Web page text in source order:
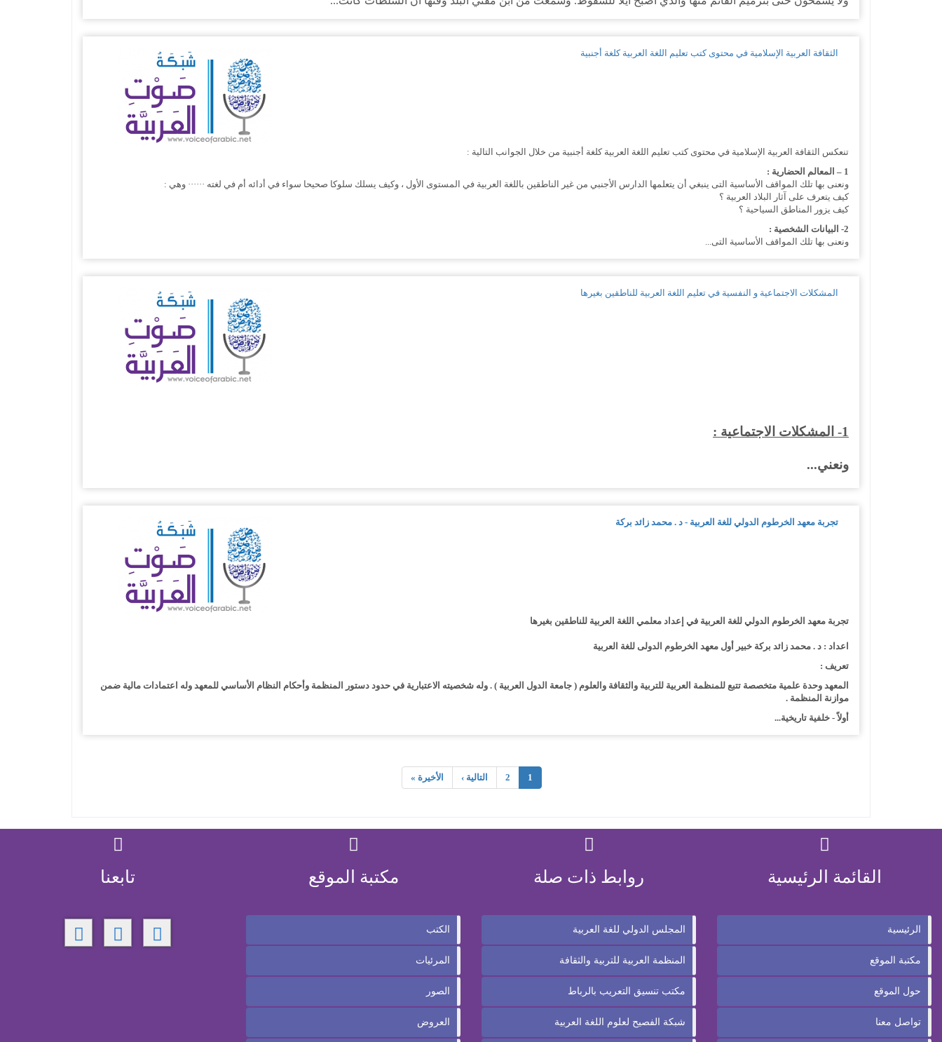
الثقافة العربية الإسلامية في محتوى كتب تعليم اللغة العربية كلغة أجنبية
تنعكس الثقافة العربية الإسلامية في محتوى كتب تعليم اللغة العربية كلغة أجنبية من خلال الجوانب التالية :
1 – المعالم الحضارية :
ونعنى بها تلك المواقف الأساسية التى ينبغي أن يتعلمها الدارس الأجنبي من غير الناطقين باللغة العربية في المستوى الأول ، وكيف يسلك سلوكا صحيحا سواء في أدائه أم في لغته ······ وهي :
كيف يتعرف على آثار البلاد العربية ؟
كيف يزور المناطق السياحية ؟
2- البيانات الشخصية :
ونعنى بها تلك المواقف الأساسية التى...
المشكلات الاجتماعية و النفسية في تعليم اللغة العربية للناطقين بغيرها
1- المشكلات الاجتماعية :
ونعني...
تجربة معهد الخرطوم الدولي للغة العربية - د . محمد زائد بركة
تجربة معهد الخرطوم الدولي للغة العربية في إعداد معلمي اللغة العربية للناطقين بغيرها
اعداد : د . محمد زائد بركة خبير أول معهد الخرطوم الدولى للغة العربية
تعريف :
المعهد وحدة علمية متخصصة تتبع للمنظمة العربية للتربية والثقافة والعلوم ( جامعة الدول العربية ) . وله شخصيته الاعتبارية في حدود دستور المنظمة وأحكام النظام الأساسي للمعهد وله اعتمادات مالية ضمن
موازنة المنظمة .
أولاً - خلفية تاريخية...
1
2 التالية › الأخيرة »
القائمة الرئيسية
الرئيسية
مكتبة الموقع
حول الموقع
تواصل معنا
روابط ذات صلة
المجلس الدولي للغة العربية
المنظمة العربية للتربية والثقافة
مكتب تنسيق التعريب بالرباط
شبكة الفصيح لعلوم اللغة العربية
مكتبة الموقع
الكتب
المرئيات
الصور
العروض
تابعنا